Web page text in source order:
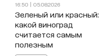
16:50 | 05.08.2026
Зеленый или красный:
какой виноград
считается самым
полезным